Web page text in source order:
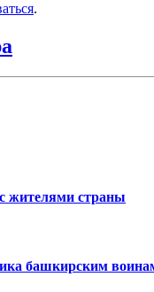
.
жителями страны
башкирским